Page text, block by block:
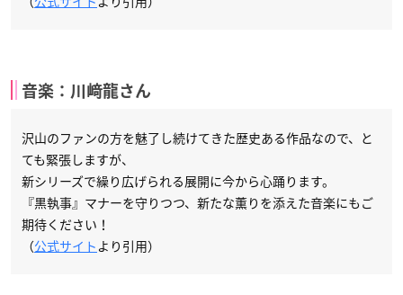
音楽：川﨑龍さん
沢山のファンの方を魅了し続けてきた歴史ある作品なので、と
ても緊張しますが、
新シリーズで繰り広げられる展開に今から心踊ります。
『黒執事』マナーを守りつつ、新たな薫りを添えた音楽にもご
期待ください！
（公式サイト より引用）